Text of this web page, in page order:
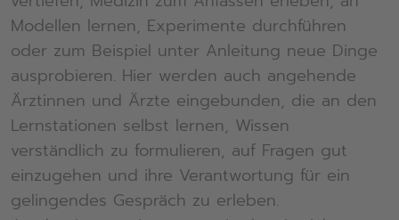
Modellen lernen, Experimente durchführen
oder zum Beispiel unter Anleitung neue Dinge
ausprobieren. Hier werden auch angehende
Ärztinnen und Ärzte eingebunden, die an den
Lernstationen selbst lernen, Wissen
verständlich zu formulieren, auf Fragen gut
einzugehen und ihre Verantwortung für ein
gelingendes Gespräch zu erleben.